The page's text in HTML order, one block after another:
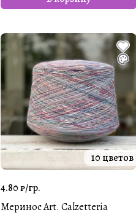
10 цветов
4.80 ₽/гр.
Меринос Art. Calzetteria